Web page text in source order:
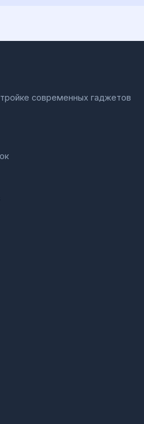
современных гаджетов